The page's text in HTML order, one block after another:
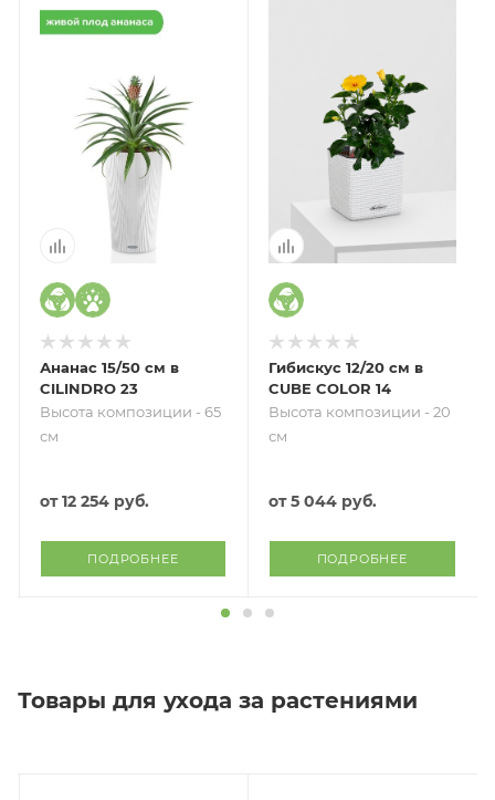
Ананас 15/50 см в
CILINDRO 23
Высота композиции - 65
см
от12 254 руб.
ПОДРОБНЕЕ
Гибискус 12/20 см в
CUBE COLOR 14
Высота композиции - 20
см
от5 044 руб.
ПОДРОБНЕЕ
Товары для ухода за растениями